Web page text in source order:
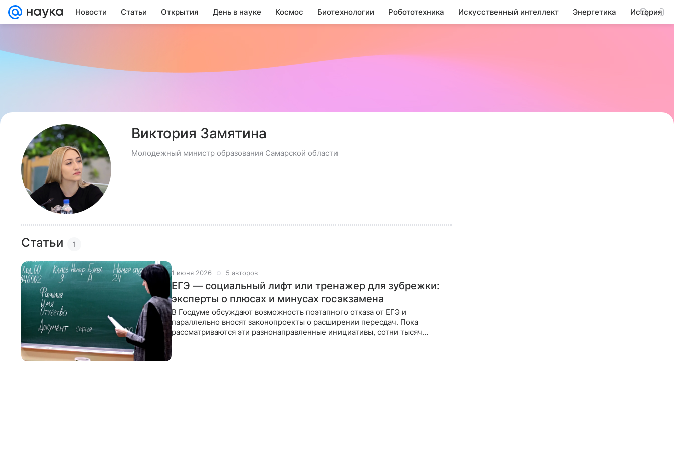
Новости Статьи Открытия День в науке Космос Биотехнологии Робототехника Искусственный интеллект Энергетика История
Виктория Замятина
Молодежный министр образования Самарской области
Статьи 1
1 июня 2026 5 авторов
ЕГЭ — социальный лифт или тренажер для зубрежки:
эксперты о плюсах и минусах госэкзамена
В Госдуме обсуждают возможность поэтапного отказа от ЕГЭ и
параллельно вносят законопроекты о расширении пересдач. Пока
рассматриваются эти разнонаправленные инициативы, сотни тысяч